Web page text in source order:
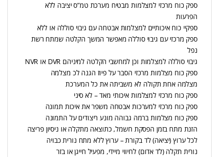
ספק כוח מרכזי למצלמות מבטיח מערכת טמ”ס יציבה ללא
הפרעות
ספקיי כוח איכותיים למצלמות אבטחה עם גיבוי סוללה או ללא
ספק מרכזי עם גיבוי סוללה מאפשר המשך הקלטה שמתח רשת
נפל
גיבוי סוללה למצלמות וכן למחשבי הקלטה למיניהם DVR או NVR
ספק כוח מצלמות מרכזי הסבר על פיוז הגנה לכ מצלמה
מצלמה אחת תקולה לא משביתה את כל המערכת
ספק כוח מרכזי למצלמות איכותי מאד – לא סיני
ספק כוח מרכזי למערכות אבטחה משפר את איכות תמונה
ספק כוח מצלמות ברמה גבוהה מונע ריצודים על התמונה
הזנת מתח בזמן הפסקת חשמל, כתוצאה מתקלה או ניסיון פריצה
לכל ערוץ (יציאה) לד בקורת – ערוץ ללא מתח נורית כבויה
נורית תקלה (לד אדום) לחיווי מיידי, מפעיל חייגן או בזר